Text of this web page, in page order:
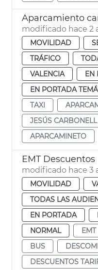
Aparcamiento
modificado hace 2
MOVILIDAD
TRÁFICO
VALENCIA
EN
EN PORTADA
TAXI
JESÚS CARBONELL
APARCAMINETO
EMT Descuentos
modificado hace 3
MOVILIDAD
TODAS LAS
EN PORTADA
NORMAL
EMT
BUS
DESCUENTOS